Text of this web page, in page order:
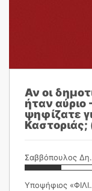
Αν οι
ήταν αύριο
ψηφίζατε
Καστοριάς;